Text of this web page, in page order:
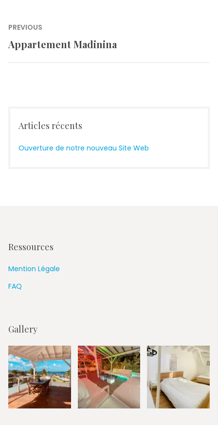
Navigation
de
PREVIOUS
Previous
Appartement Madinina
Articles récents
Ouverture de notre nouveau Site Web
Ressources
Mention Légale
FAQ
Gallery